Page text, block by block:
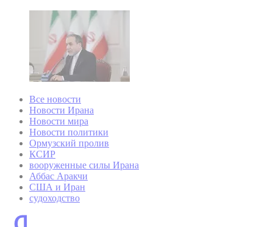
Все новости
Новости Ирана
Новости мира
Новости политики
Ормузский пролив
КСИР
вооруженные силы Ирана
Аббас Аракчи
США и Иран
судоходство